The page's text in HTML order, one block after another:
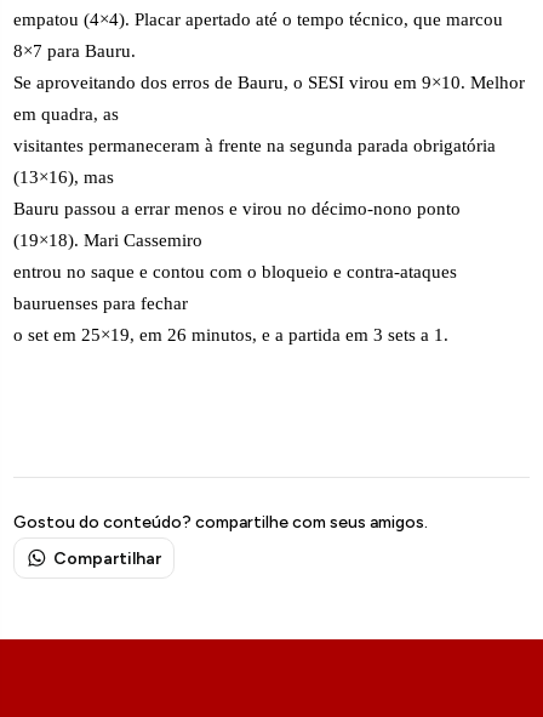
empatou (4×4). Placar apertado até o tempo técnico, que marcou
8×7 para Bauru.
Se aproveitando dos erros de Bauru, o SESI virou em 9×10. Melhor
em quadra, as
visitantes permaneceram à frente na segunda parada obrigatória
(13×16), mas
Bauru passou a errar menos e virou no décimo-nono ponto
(19×18). Mari Cassemiro
entrou no saque e contou com o bloqueio e contra-ataques
bauruenses para fechar
o set em 25×19, em 26 minutos, e a partida em 3 sets a 1.
Gostou do conteúdo? compartilhe com seus amigos.
Compartilhar